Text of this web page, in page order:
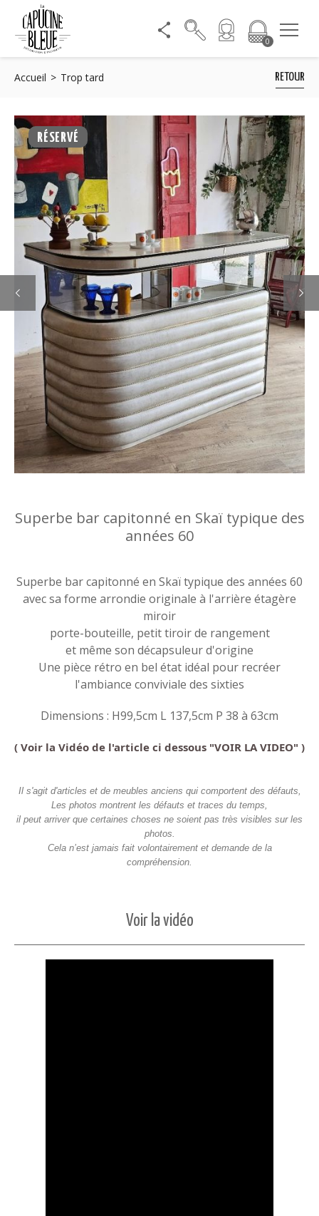
0
RETOUR
Accueil Trop tard
RÉSERVÉ
Superbe bar capitonné en Skaï typique des
années 60
Superbe bar capitonné en Skaï typique des années 60
avec sa forme arrondie originale à l'arrière étagère
miroir
porte-bouteille, petit tiroir de rangement
et même son décapsuleur d'origine
Une pièce rétro en bel état idéal pour recréer
l'ambiance conviviale des sixties
Dimensions : H99,5cm L 137,5cm P 38 à 63cm
( Voir la Vidéo de l'article ci dessous "VOIR LA VIDEO" )
Il s'agit d'articles et de meubles anciens qui comportent des défauts,
Les photos montrent les défauts et traces du temps,
il peut arriver que certaines choses ne soient pas très visibles sur les
photos.
Cela n’est jamais fait volontairement et demande de la
compréhension.
Voir la vidéo